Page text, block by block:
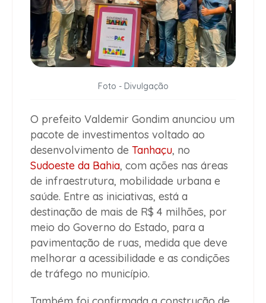
Foto - Divulgação
O prefeito Valdemir Gondim anunciou um
pacote de investimentos voltado ao
desenvolvimento de Tanhaçu, no
Sudoeste da Bahia, com ações nas áreas
de infraestrutura, mobilidade urbana e
saúde. Entre as iniciativas, está a
destinação de mais de R$ 4 milhões, por
meio do Governo do Estado, para a
pavimentação de ruas, medida que deve
melhorar a acessibilidade e as condições
de tráfego no município.